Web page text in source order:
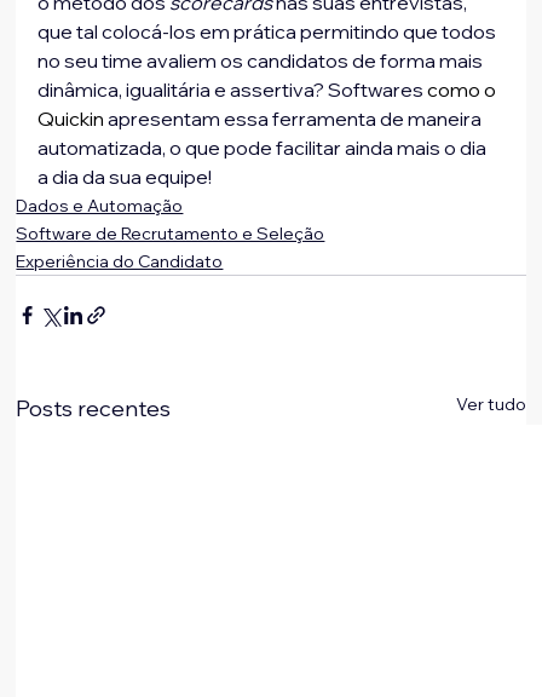
que tal colocá-los em prática permitindo que todos
no seu time avaliem os candidatos de forma mais
dinâmica, igualitária e assertiva? Softwares como o
Quickin apresentam essa ferramenta de maneira
automatizada, o que pode facilitar ainda mais o dia
a dia da sua equipe!
Dados e Automação
Software de Recrutamento e Seleção
Experiência do Candidato
Posts recentes Ver tudo